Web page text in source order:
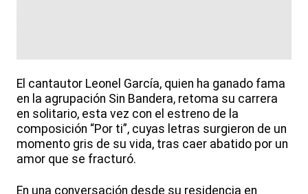
El cantautor Leonel García, quien ha ganado fama
en la agrupación Sin Bandera, retoma su carrera
en solitario, esta vez con el estreno de la
composición “Por ti”, cuyas letras surgieron de un
momento gris de su vida, tras caer abatido por un
amor que se fracturó.
En una conversación desde su residencia en